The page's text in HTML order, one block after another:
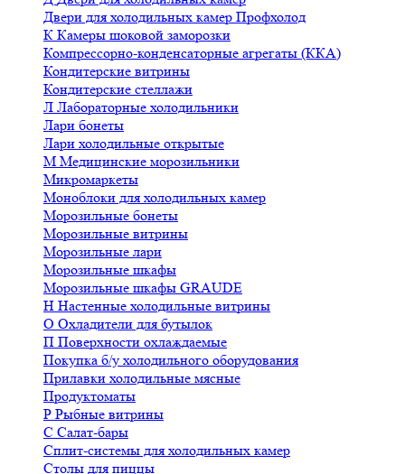
Двери для холодильных камер Профхолод
К Камеры шоковой заморозки
Компрессорно-конденсаторные агрегаты (ККА)
Кондитерские витрины
Кондитерские стеллажи
Л Лабораторные холодильники
Лари бонеты
Лари холодильные открытые
М Медицинские морозильники
Микромаркеты
Моноблоки для холодильных камер
Морозильные бонеты
Морозильные витрины
Морозильные лари
Морозильные шкафы
Морозильные шкафы GRAUDE
Н Настенные холодильные витрины
О Охладители для бутылок
П Поверхности охлаждаемые
Покупка б/у холодильного оборудования
Прилавки холодильные мясные
Продуктоматы
Р Рыбные витрины
С Салат-бары
Сплит-системы для холодильных камер
Столы для пиццы